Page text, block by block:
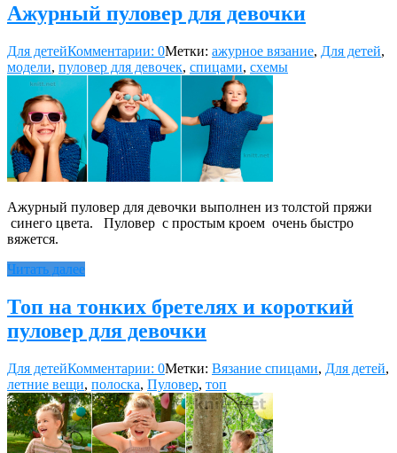
Ажурный пуловер для девочки
Для детейКомментарии: 0Метки: ажурное вязание, Для детей,
модели, пуловер для девочек, спицами, схемы
Ажурный пуловер для девочки выполнен из толстой пряжи
синего цвета. Пуловер с простым кроем очень быстро
вяжется.
Читать далее
Топ на тонких бретелях и короткий
пуловер для девочки
Для детейКомментарии: 0Метки: Вязание спицами, Для детей,
летние вещи, полоска, Пуловер, топ